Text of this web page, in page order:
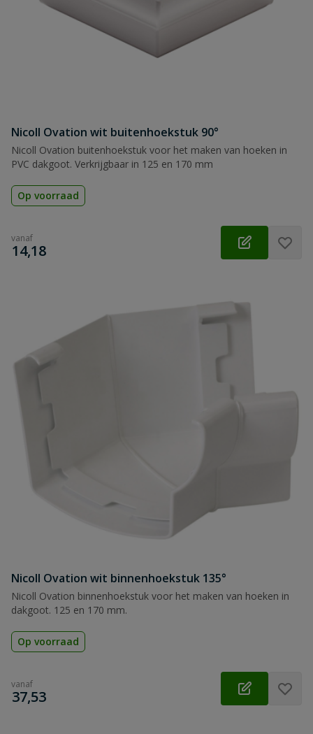
Nicoll Ovation wit buitenhoekstuk 90°
Nicoll Ovation buitenhoekstuk voor het maken van hoeken in
PVC dakgoot. Verkrijgbaar in 125 en 170 mm
Op voorraad
vanaf
€
14,18
Nicoll Ovation wit binnenhoekstuk 135°
Nicoll Ovation binnenhoekstuk voor het maken van hoeken in
dakgoot. 125 en 170 mm.
Op voorraad
vanaf
€
37,53